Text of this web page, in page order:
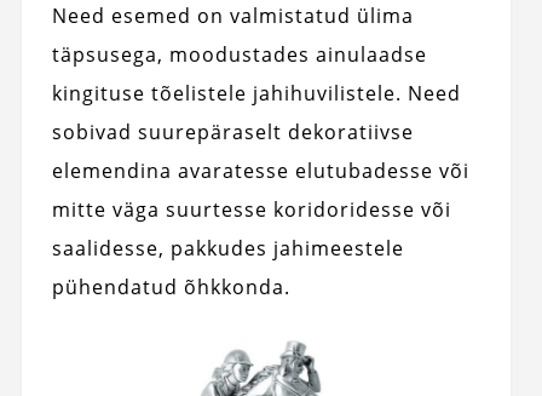
Need esemed on valmistatud ülima
täpsusega, moodustades ainulaadse
kingituse tõelistele jahihuvilistele. Need
sobivad suurepäraselt dekoratiivse
elemendina avaratesse elutubadesse või
mitte väga suurtesse koridoridesse või
saalidesse, pakkudes jahimeestele
pühendatud õhkkonda.